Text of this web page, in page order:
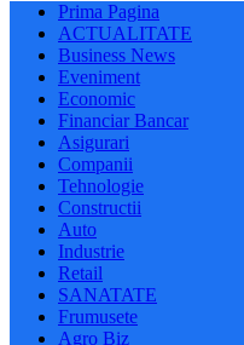
Prima Pagina
ACTUALITATE
Business News
Eveniment
Economic
Financiar Bancar
Asigurari
Companii
Tehnologie
Constructii
Auto
Industrie
Retail
SANATATE
Frumusete
Agro Biz